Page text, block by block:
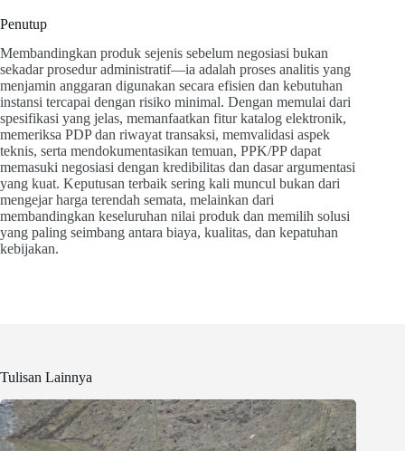
Penutup
Membandingkan produk sejenis sebelum negosiasi bukan
sekadar prosedur administratif—ia adalah proses analitis yang
menjamin anggaran digunakan secara efisien dan kebutuhan
instansi tercapai dengan risiko minimal. Dengan memulai dari
spesifikasi yang jelas, memanfaatkan fitur katalog elektronik,
memeriksa PDP dan riwayat transaksi, memvalidasi aspek
teknis, serta mendokumentasikan temuan, PPK/PP dapat
memasuki negosiasi dengan kredibilitas dan dasar argumentasi
yang kuat. Keputusan terbaik sering kali muncul bukan dari
mengejar harga terendah semata, melainkan dari
membandingkan keseluruhan nilai produk dan memilih solusi
yang paling seimbang antara biaya, kualitas, dan kepatuhan
kebijakan.
Tulisan Lainnya